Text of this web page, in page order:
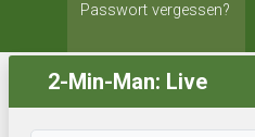
Passwort vergessen?
2-Min-Man: Live